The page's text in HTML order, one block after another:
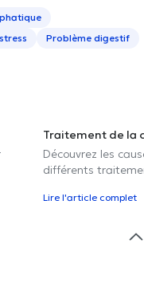
Problème digestif
Traitement de la
Découvrez les
différents
Lire l'article complet